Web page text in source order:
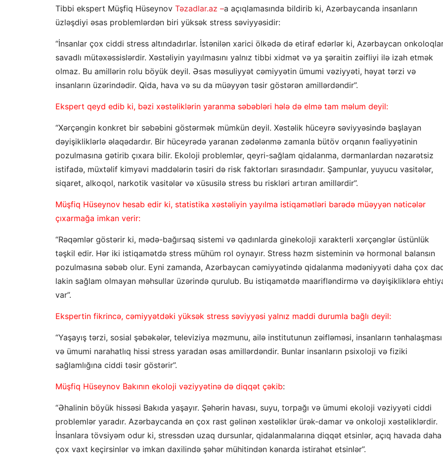
Tibbi ekspert Müşfiq Hüseynov Təzadlar.az –a açıqlamasında bildirib ki, Azərbaycanda insanların
üzləşdiyi əsas problemlərdən biri yüksək stress səviyyəsidir:
“İnsanlar çox ciddi stress altındadırlar. İstənilən xarici ölkədə də etiraf edərlər ki, Azərbaycan
savadlı mütəxəssislərdir. Xəstəliyin yayılmasını yalnız tibbi xidmət və ya şəraitin zəifliyi ilə izah etmək
olmaz. Bu amillərin rolu böyük deyil. Əsas məsuliyyət cəmiyyətin ümumi vəziyyəti, həyat tərzi və
insanların üzərindədir. Qida, hava və su da müəyyən təsir göstərən amillərdəndir”.
Ekspert qeyd edib ki, bəzi xəstəliklərin yaranma səbəbləri hələ də elmə tam məlum deyil:
“Xərçəngin konkret bir səbəbini göstərmək mümkün deyil. Xəstəlik hüceyrə səviyyəsində başlayan
dəyişikliklərlə əlaqədardır. Bir hüceyrədə yaranan zədələnmə zamanla bütöv orqanın fəaliyyətinin
pozulmasına gətirib çıxara bilir. Ekoloji problemlər, qeyri-sağlam qidalanma, dərmanlardan nəzarətsiz
istifadə, müxtəlif kimyəvi maddələrin təsiri də risk faktorları sırasındadır. Şampunlar, yuyucu vasitələr,
siqaret, alkoqol, narkotik vasitələr və xüsusilə stress bu riskləri artıran amillərdir”.
Müşfiq Hüseynov hesab edir ki, statistika xəstəliyin yayılma istiqamətləri barədə müəyyən nəticələr
çıxarmağa imkan verir:
“Rəqəmlər göstərir ki, mədə-bağırsaq sistemi və qadınlarda ginekoloji xarakterli xərçənglər üstünlük
təşkil edir. Hər iki istiqamətdə stress mühüm rol oynayır. Stress həzm sisteminin və hormonal balansın
pozulmasına səbəb olur. Eyni zamanda, Azərbaycan cəmiyyətində qidalanma mədəniyyəti daha çox
lakin sağlam olmayan məhsullar üzərində qurulub. Bu istiqamətdə maarifləndirmə və dəyişikliklərə
var”.
Ekspertin fikrincə, cəmiyyətdəki yüksək stress səviyyəsi yalnız maddi durumla bağlı deyil:
“Yaşayış tərzi, sosial şəbəkələr, televiziya məzmunu, ailə institutunun zəifləməsi, insanların tənhalaşması
və ümumi narahatlıq hissi stress yaradan əsas amillərdəndir. Bunlar insanların psixoloji və fiziki
sağlamlığına ciddi təsir göstərir”.
Müşfiq Hüseynov Bakının ekoloji vəziyyətinə də diqqət çəkib:
“Əhalinin böyük hissəsi Bakıda yaşayır. Şəhərin havası, suyu, torpağı və ümumi ekoloji vəziyyəti ciddi
problemlər yaradır. Azərbaycanda ən çox rast gəlinən xəstəliklər ürək-damar və onkoloji xəstəliklərdir.
İnsanlara tövsiyəm odur ki, stressdən uzaq dursunlar, qidalanmalarına diqqət etsinlər, açıq havada daha
çox vaxt keçirsinlər və imkan daxilində şəhər mühitindən kənarda istirahət etsinlər”.